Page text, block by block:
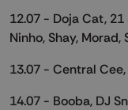
12.07 - Doja Cat, 21
Ninho, Shay, Morad,
13.07 - Central
14.07 - Booba, DJ